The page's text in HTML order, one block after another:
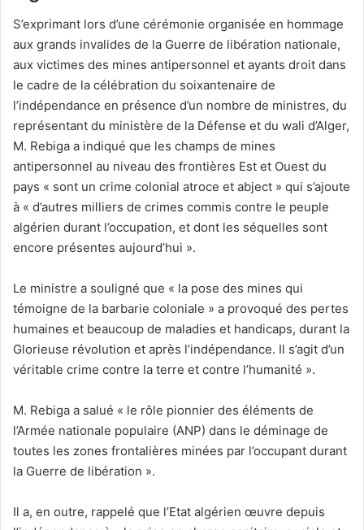
S’exprimant lors d’une cérémonie organisée en hommage
aux grands invalides de la Guerre de libération nationale,
aux victimes des mines antipersonnel et ayants droit dans
le cadre de la célébration du soixantenaire de
l’indépendance en présence d’un nombre de ministres, du
représentant du ministère de la Défense et du wali d’Alger,
M. Rebiga a indiqué que les champs de mines
antipersonnel au niveau des frontières Est et Ouest du
pays « sont un crime colonial atroce et abject » qui s’ajoute
à « d’autres milliers de crimes commis contre le peuple
algérien durant l’occupation, et dont les séquelles sont
encore présentes aujourd’hui ».
Le ministre a souligné que « la pose des mines qui
témoigne de la barbarie coloniale » a provoqué des pertes
humaines et beaucoup de maladies et handicaps, durant la
Glorieuse révolution et après l’indépendance. Il s’agit d’un
véritable crime contre la terre et contre l’humanité ».
M. Rebiga a salué « le rôle pionnier des éléments de
l’Armée nationale populaire (ANP) dans le déminage de
toutes les zones frontalières minées par l’occupant durant
la Guerre de libération ».
Il a, en outre, rappelé que l’Etat algérien œuvre depuis